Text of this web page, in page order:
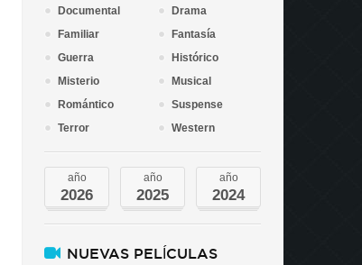
Documental
Drama
Familiar
Fantasía
Guerra
Histórico
Misterio
Musical
Romántico
Suspense
Terror
Western
año
2026
año
2025
año
2024
NUEVAS PELÍCULAS